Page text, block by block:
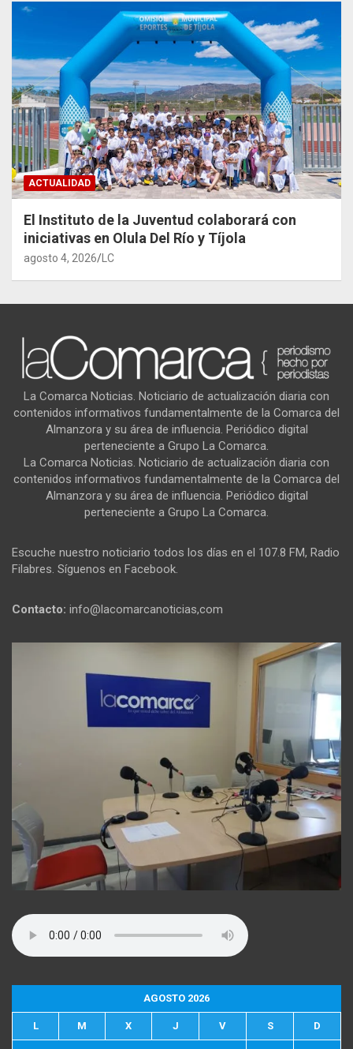
ACTUALIDAD
El Instituto de la Juventud colaborará con
iniciativas en Olula Del Río y Tíjola
agosto 4, 2026 LC
La Comarca Noticias. Noticiario de actualización diaria con
contenidos informativos fundamentalmente de la Comarca del
Almanzora y su área de influencia. Periódico digital
perteneciente a Grupo La Comarca.
La Comarca Noticias. Noticiario de actualización diaria con
contenidos informativos fundamentalmente de la Comarca del
Almanzora y su área de influencia. Periódico digital
perteneciente a Grupo La Comarca.
Escuche nuestro noticiario todos los días en el 107.8 FM, Radio
Filabres. Síguenos en Facebook.
Contacto: info@lacomarcanoticias,com
AGOSTO 2026
L M X J V S D